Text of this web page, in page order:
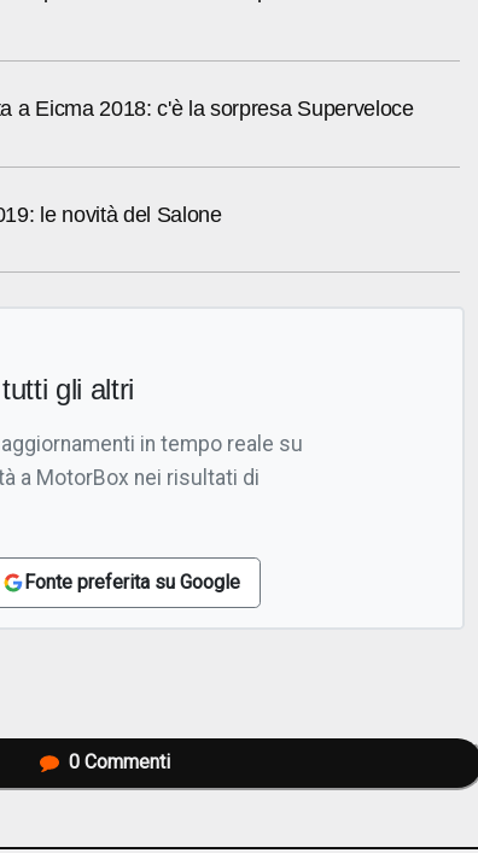
a Eicma 2018: c'è la sorpresa Superveloce
le novità del Salone
gli altri
in tempo reale su
a MotorBox nei risultati di
Fonte preferita su Google
0 Commenti